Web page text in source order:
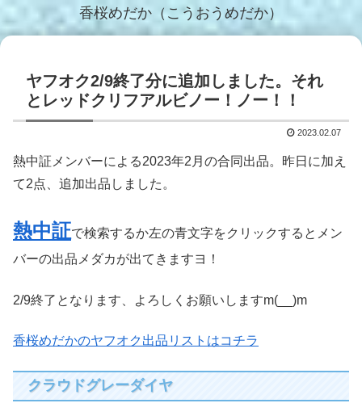
香桜めだか（こうおうめだか）
ヤフオク2/9終了分に追加しました。それ
とレッドクリフアルビノー！ノー！！
2023.02.07
熱中証メンバーによる2023年2月の合同出品。昨日に加え
て2点、追加出品しました。
熱中証で検索するか左の青文字をクリックするとメン
バーの出品メダカが出てきますヨ！
2/9終了となります、よろしくお願いしますm(__)m
香桜めだかのヤフオク出品リストはコチラ
クラウドグレーダイヤ